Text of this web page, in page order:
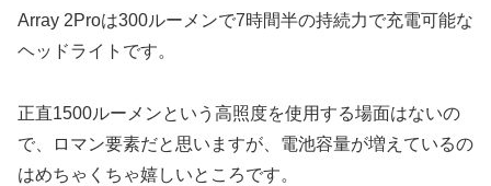
Array 2Proは300ルーメンで7時間半の持続力で充電可能な
ヘッドライトです。
正直1500ルーメンという高照度を使用する場面はないの
で、ロマン要素だと思いますが、電池容量が増えているの
はめちゃくちゃ嬉しいところです。